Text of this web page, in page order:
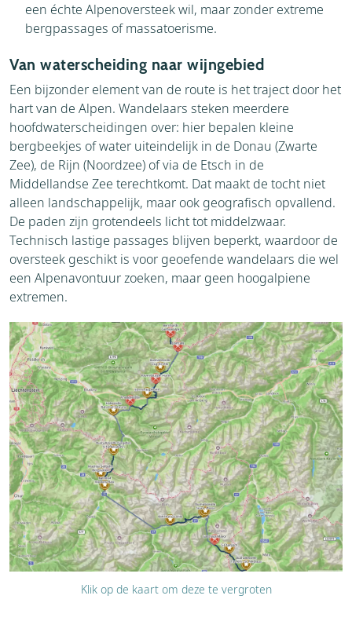
een échte Alpenoversteek wil, maar zonder extreme
bergpassages of massatoerisme.
Van waterscheiding naar wijngebied
Een bijzonder element van de route is het traject door het
hart van de Alpen. Wandelaars steken meerdere
hoofdwaterscheidingen over: hier bepalen kleine
bergbeekjes of water uiteindelijk in de Donau (Zwarte
Zee), de Rijn (Noordzee) of via de Etsch in de
Middellandse Zee terechtkomt. Dat maakt de tocht niet
alleen landschappelijk, maar ook geografisch opvallend.
De paden zijn grotendeels licht tot middelzwaar.
Technisch lastige passages blijven beperkt, waardoor de
oversteek geschikt is voor geoefende wandelaars die wel
een Alpenavontuur zoeken, maar geen hoogalpiene
extremen.
Klik op de kaart om deze te vergroten